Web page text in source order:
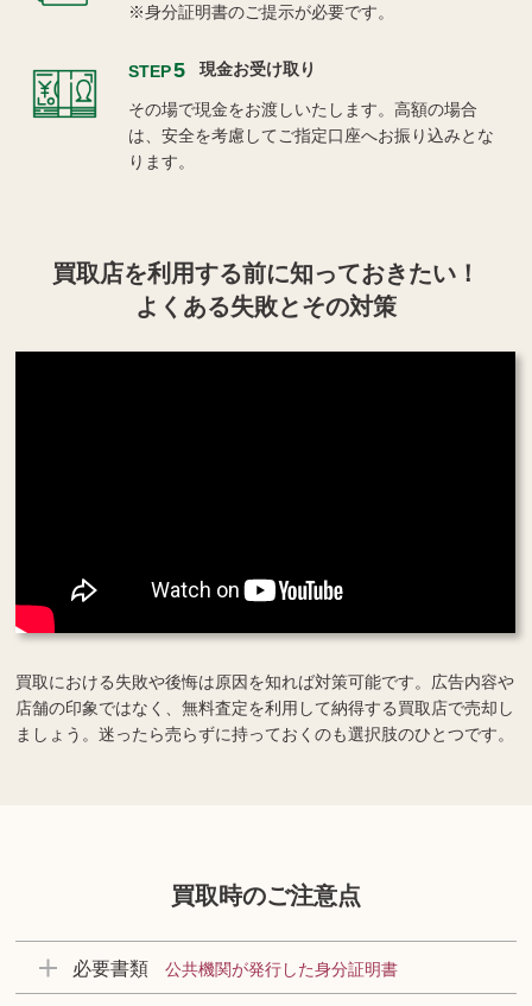
※身分証明書のご提示が必要です。
STEP5 現金お受け取り
その場で現金をお渡しいたします。高額の場合
は、安全を考慮してご指定口座へお振り込みとな
ります。
買取店を利用する前に知っておきたい！
よくある失敗とその対策
買取における失敗や後悔は原因を知れば対策可能です。広告内容や
店舗の印象ではなく、無料査定を利用して納得する買取店で売却し
ましょう。迷ったら売らずに持っておくのも選択肢のひとつです。
買取時のご注意点
必要書類 公共機関が発行した身分証明書